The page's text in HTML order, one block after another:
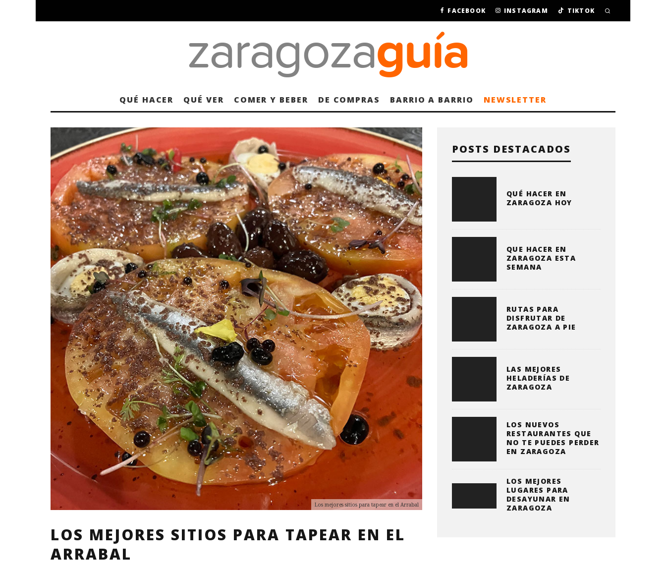
FACEBOOK INSTAGRAM TIKTOK
QUÉ HACER QUÉ VER COMER Y BEBER DE COMPRAS BARRIO A BARRIO NEWSLETTER
Los mejores sitios para tapear en el Arrabal
LOS MEJORES SITIOS PARA TAPEAR EN EL
ARRABAL
POSTS DESTACADOS
QUÉ HACER EN
ZARAGOZA HOY
QUE HACER EN
ZARAGOZA ESTA
SEMANA
RUTAS PARA
DISFRUTAR DE
ZARAGOZA A PIE
LAS MEJORES
HELADERÍAS DE
ZARAGOZA
LOS NUEVOS
RESTAURANTES QUE
NO TE PUEDES PERDER
EN ZARAGOZA
LOS MEJORES
LUGARES PARA
DESAYUNAR EN
ZARAGOZA